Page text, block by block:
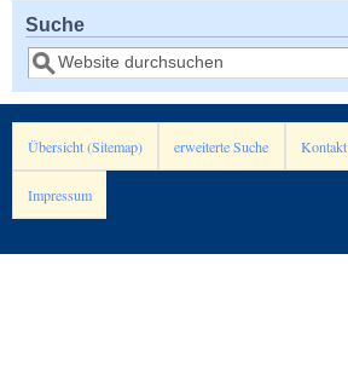
Suche
Suche
Übersicht (Sitemap) erweiterte Suche Kontakt
Impressum